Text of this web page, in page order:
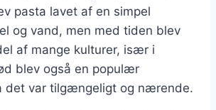
pasta lavet af en simpel
og vand, men med tiden blev
af mange kulturer, især i
blev også en populær
det var tilgængeligt og nærende.